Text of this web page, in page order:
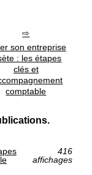
son entreprise
: les étapes
clés et
comptable
416
affichages